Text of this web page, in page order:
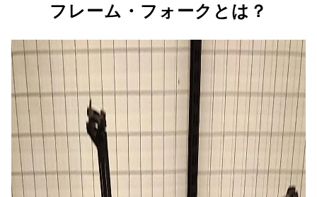
フレーム・フォークとは？